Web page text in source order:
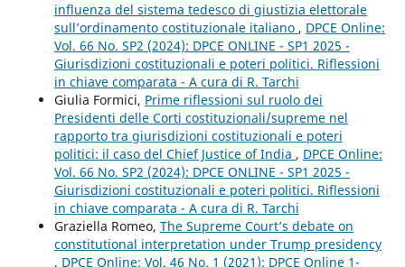
influenza del sistema tedesco di giustizia elettorale
sull’ordinamento costituzionale italiano , DPCE Online:
Vol. 66 No. SP2 (2024): DPCE ONLINE - SP1 2025 -
Giurisdizioni costituzionali e poteri politici. Riflessioni
in chiave comparata - A cura di R. Tarchi
Giulia Formici, Prime riflessioni sul ruolo dei
Presidenti delle Corti costituzionali/supreme nel
rapporto tra giurisdizioni costituzionali e poteri
politici: il caso del Chief Justice of India , DPCE Online:
Vol. 66 No. SP2 (2024): DPCE ONLINE - SP1 2025 -
Giurisdizioni costituzionali e poteri politici. Riflessioni
in chiave comparata - A cura di R. Tarchi
Graziella Romeo, The Supreme Court’s debate on
constitutional interpretation under Trump presidency
, DPCE Online: Vol. 46 No. 1 (2021): DPCE Online 1-